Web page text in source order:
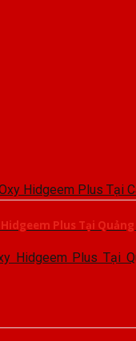
Plus Tại
Hidgeem Plus Tại